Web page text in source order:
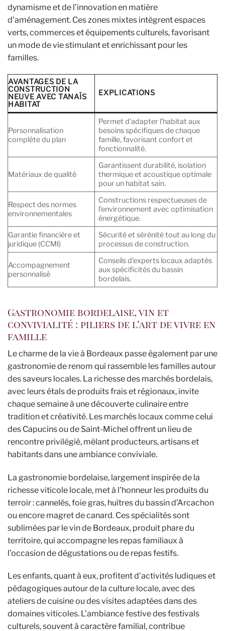
dynamisme et de l’innovation en matière
d’aménagement. Ces zones mixtes intègrent espaces
verts, commerces et équipements culturels, favorisant
un mode de vie stimulant et enrichissant pour les
familles.
AVANTAGES DE LA
CONSTRUCTION
NEUVE AVEC TANAÏS
HABITAT
EXPLICATIONS
Personnalisation
complète du plan
Permet d’adapter l’habitat aux
besoins spécifiques de chaque
famille, favorisant confort et
fonctionnalité.
Matériaux de qualité
Garantissent durabilité, isolation
thermique et acoustique optimale
pour un habitat sain.
Respect des normes
environnementales
Constructions respectueuses de
l’environnement avec optimisation
énergétique.
Garantie financière et
juridique (CCMI)
Sécurité et sérénité tout au long du
processus de construction.
Accompagnement
personnalisé
Conseils d’experts locaux adaptés
aux spécificités du bassin
bordelais.
Gastronomie bordelaise, vin et
convivialité : piliers de l’art de vivre en
famille
Le charme de la vie à Bordeaux passe également par une
gastronomie de renom qui rassemble les familles autour
des saveurs locales. La richesse des marchés bordelais,
avec leurs étals de produits frais et régionaux, invite
chaque semaine à une découverte culinaire entre
tradition et créativité. Les marchés locaux comme celui
des Capucins ou de Saint-Michel offrent un lieu de
rencontre privilégié, mêlant producteurs, artisans et
habitants dans une ambiance conviviale.
La gastronomie bordelaise, largement inspirée de la
richesse viticole locale, met à l’honneur les produits du
terroir : cannelés, foie gras, huîtres du bassin d’Arcachon
ou encore magret de canard. Ces spécialités sont
sublimées par le vin de Bordeaux, produit phare du
territoire, qui accompagne les repas familiaux à
l’occasion de dégustations ou de repas festifs.
Les enfants, quant à eux, profitent d’activités ludiques et
pédagogiques autour de la culture locale, avec des
ateliers de cuisine ou des visites adaptées dans des
domaines viticoles. L’ambiance festive des festivals
culturels, souvent à caractère familial, contribue